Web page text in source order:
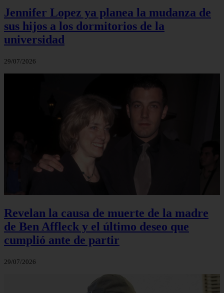
Jennifer Lopez ya planea la mudanza de
sus hijos a los dormitorios de la
universidad
29/07/2026
Revelan la causa de muerte de la madre
de Ben Affleck y el último deseo que
cumplió ante de partir
29/07/2026